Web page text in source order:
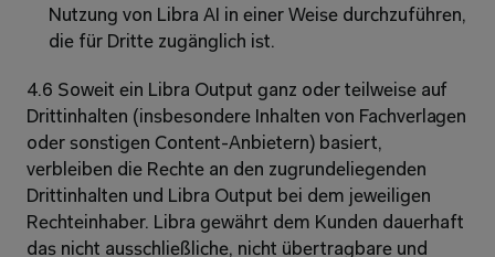
Nutzung von Libra AI in einer Weise durchzuführen,
die für Dritte zugänglich ist.
4.6 Soweit ein Libra Output ganz oder teilweise auf
Drittinhalten (insbesondere Inhalten von Fachverlagen
oder sonstigen Content-Anbietern) basiert,
verbleiben die Rechte an den zugrundeliegenden
Drittinhalten und Libra Output bei dem jeweiligen
Rechteinhaber. Libra gewährt dem Kunden dauerhaft
das nicht ausschließliche, nicht übertragbare und